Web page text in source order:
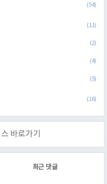
(54)
(11)
(2)
(4)
(5)
(16)
바로가기
최근 댓글